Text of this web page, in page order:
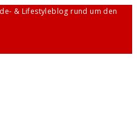
& Lifestyleblog rund um den